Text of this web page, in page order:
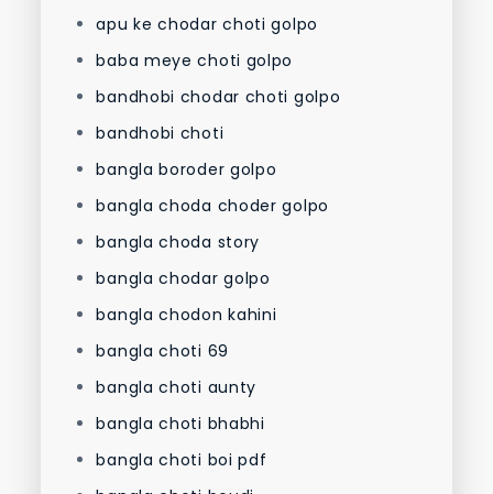
apu ke chodar choti golpo
baba meye choti golpo
bandhobi chodar choti golpo
bandhobi choti
bangla boroder golpo
bangla choda choder golpo
bangla choda story
bangla chodar golpo
bangla chodon kahini
bangla choti 69
bangla choti aunty
bangla choti bhabhi
bangla choti boi pdf